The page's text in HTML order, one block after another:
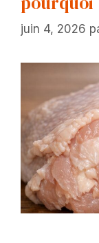
juin 4, 2026